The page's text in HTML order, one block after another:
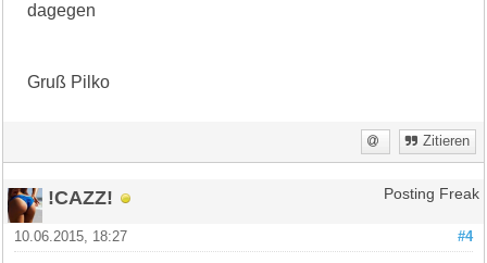
dagegen
Gruß Pilko
Zitieren
!CAZZ! Posting Freak
#4
10.06.2015, 18:27